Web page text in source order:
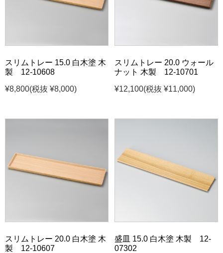
スリムトレー 15.0 白木塗 木
製 12-10608
¥8,800(税抜 ¥8,000)
スリムトレー 20.0 ウォール
ナット 木製 12-10701
¥12,100(税抜 ¥11,000)
スリムトレー 20.0 白木塗 木
製 12-10607
盛皿 15.0 白木塗 木製 12-
07302